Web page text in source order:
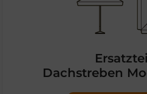
Dachstreben